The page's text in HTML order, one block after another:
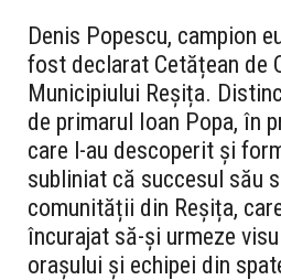
Denis Popescu, campion
fost declarat Cetățean de
Municipiului Reșița.
de primarul Ioan Popa, în
care l-au descoperit și
subliniat că succesul său
comunității din Reșița,
încurajat să-și urmeze
orașului și echipei din